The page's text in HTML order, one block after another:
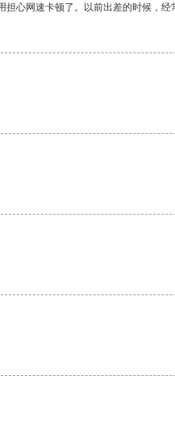
网速卡顿了。以前出差的时候，